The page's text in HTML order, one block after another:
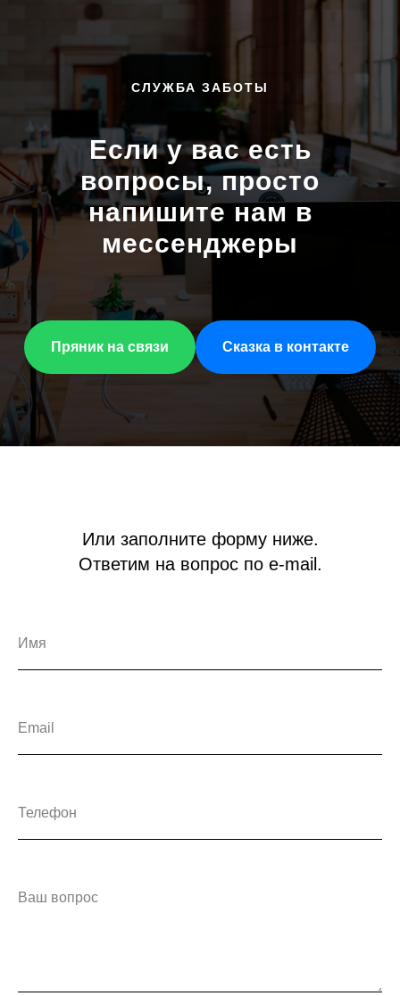
СЛУЖБА ЗАБОТЫ
Если у вас есть
вопросы, просто
напишите нам в
мессенджеры
Пряник на связи Сказка в контакте
Или заполните форму ниже.
Ответим на вопрос по e-mail.
Имя
Email
Телефон
Ваш вопрос